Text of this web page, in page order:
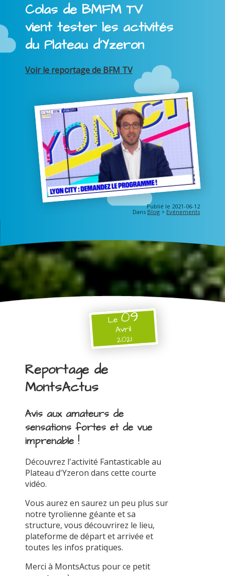
Colas de BMFM TV
vient tester les activités
du Plateau d'Yzeron
Voir le reportage de BFM TV
Publié le 2021-06-12
Dans Blog > Evénements
Le09
Avril
2021
Reportage de
MontsActus
Avis aux amateurs de
sensations fortes et de vue
imprenable !
Découvrez l'activité Fantasticable au
Plateau d'Yzeron dans cette courte
vidéo.
Vous aurez en saurez un peu plus sur
notre tyrolienne géante et sa
structure, vous découvrirez le lieu,
plateforme de départ et arrivée et
toutes les infos pratiques.
Merci à MontsActus pour ce petit